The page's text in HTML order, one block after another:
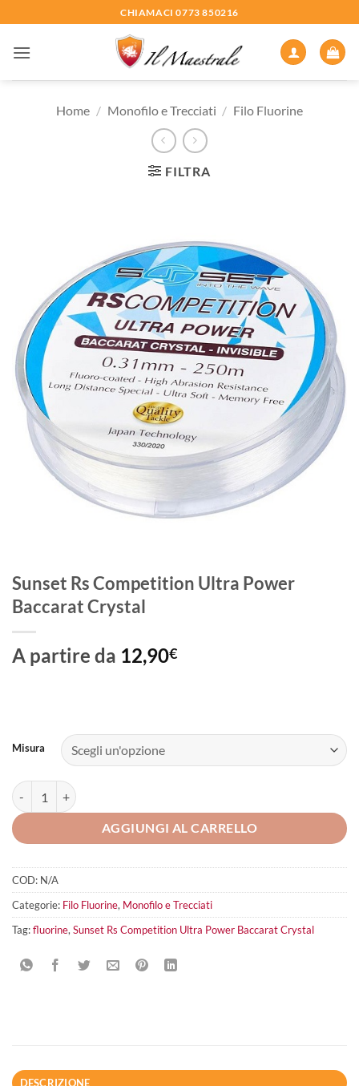
ai
contenuti
CHIAMACI 0773 850216
Home / Monofilo e Trecciati / Filo Fluorine
FILTRA
Sunset Rs Competition Ultra Power
Baccarat Crystal
A partire da 12,90€
Misura
Sunset Rs Competition Ultra Power Baccarat Crystal quantità
AGGIUNGI AL CARRELLO
COD: N/A
Categorie: Filo Fluorine, Monofilo e Trecciati
Tag:fluorine, Sunset Rs Competition Ultra Power Baccarat Crystal
DESCRIZIONE